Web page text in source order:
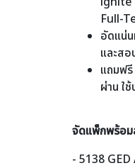
Full-
อัดแน่น
และสอ
แถมฟรี
ผ่าน ใ
จัดแพ็กพร้อม
- 5138